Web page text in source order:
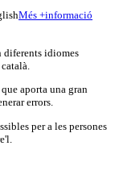
Més +informació
diferents idiomes
aporta una gran
errors.
per a les persones